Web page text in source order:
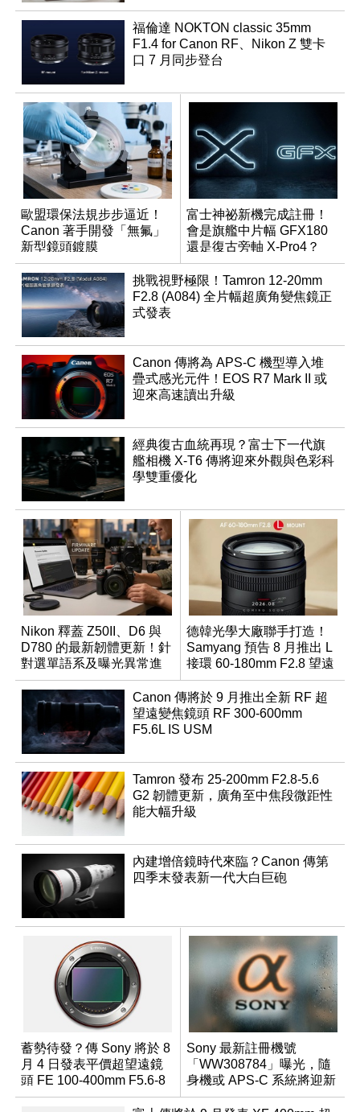
福倫達 NOKTON classic 35mm
F1.4 for Canon RF、Nikon Z 雙卡
口 7 月同步登台
歐盟環保法規步步逼近！
Canon 著手開發「無氟」
新型鏡頭鍍膜
富士神祕新機完成註冊！
會是旗艦中片幅 GFX180
還是復古旁軸 X-Pro4？
挑戰視野極限！Tamron 12-20mm
F2.8 (A084) 全片幅超廣角變焦鏡正
式發表
Canon 傳將為 APS-C 機型導入堆
疊式感光元件！EOS R7 Mark II 或
迎來高速讀出升級
經典復古血統再現？富士下一代旗
艦相機 X-T6 傳將迎來外觀與色彩科
學雙重優化
Nikon 釋蓋 Z50II、D6 與
D780 的最新韌體更新！針
對選單語系及曝光異常進
行修復
德韓光學大廠聯手打造！
Samyang 預告 8 月推出 L
接環 60-180mm F2.8 望遠
變焦鏡
Canon 傳將於 9 月推出全新 RF 超
望遠變焦鏡頭 RF 300-600mm
F5.6L IS USM
Tamron 發布 25-200mm F2.8-5.6
G2 韌體更新，廣角至中焦段微距性
能大幅升級
內建增倍鏡時代來臨？Canon 傳第
四季末發表新一代大白巨砲
蓄勢待發？傳 Sony 將於 8
月 4 日發表平價超望遠鏡
頭 FE 100-400mm F5.6-8
Sony 最新註冊機號
「WW308784」曝光，隨
身機或 APS-C 系統將迎新
成員？